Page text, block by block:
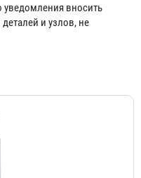
уведомления вносить
и узлов, не
"Балтика"